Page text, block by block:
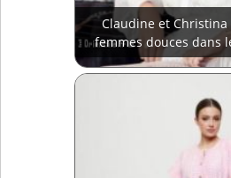
Claudine et Christina
femmes douces dans